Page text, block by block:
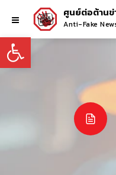
Open toolbar
ศูนย์ต่อต้านข่
Anti-Fake